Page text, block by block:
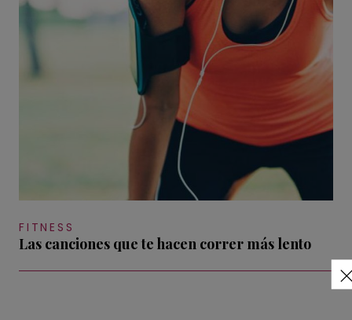
FITNESS
Las canciones que te hacen correr más lento